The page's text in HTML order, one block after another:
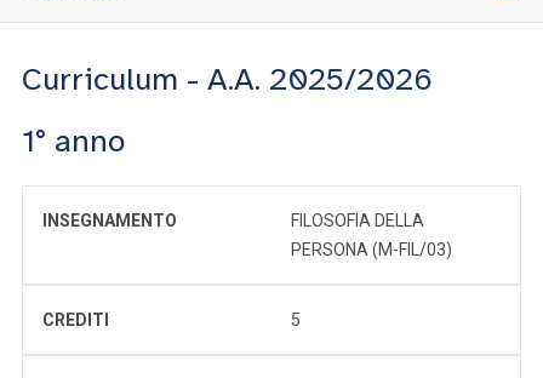
Curriculum - A.A. 2025/2026
1° anno
INSEGNAMENTO
FILOSOFIA DELLA
PERSONA (M-FIL/03)
CREDITI 5